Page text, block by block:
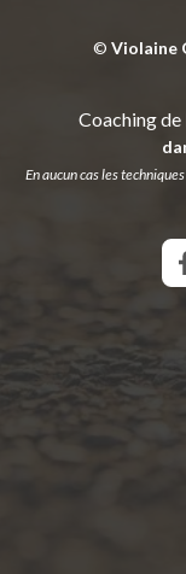
© Violaine
Coaching
En aucun cas les